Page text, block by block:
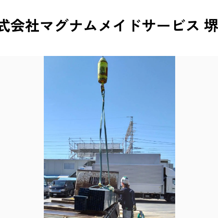
会社マグナムメイドサービス